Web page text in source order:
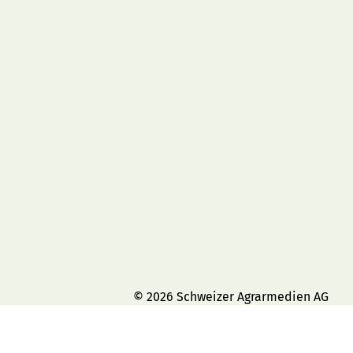
© 2026 Schweizer Agrarmedien AG